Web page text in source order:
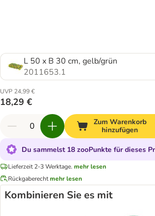
L 50 x B 30 cm, gelb/grün
2011653.1
UVP 24,99 €
18,29 €
Zum Warenkorb
hinzufügen
Du sammelst 18 zooPunkte für dieses
Lieferzeit 2-3 Werktage. mehr lesen
Rückgaberechtmehr lesen
Kombinieren Sie es mit